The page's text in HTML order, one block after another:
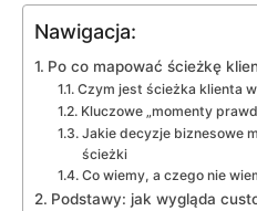
Nawigacja:
Po co mapować ścieżkę
Czym jest ścieżka klienta
Kluczowe „momenty
Jakie decyzje biznesowe
ścieżki
Co wiemy, a czego nie
Podstawy: jak wygląda